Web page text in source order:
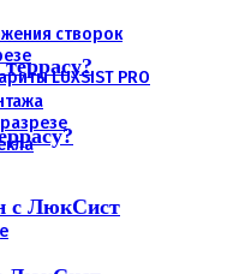
створок
LUXSIST PRO